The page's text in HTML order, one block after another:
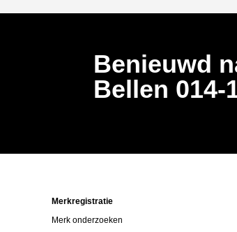
Benieuwd
Bellen 014-
Merkregistratie
Merk onderzoeken